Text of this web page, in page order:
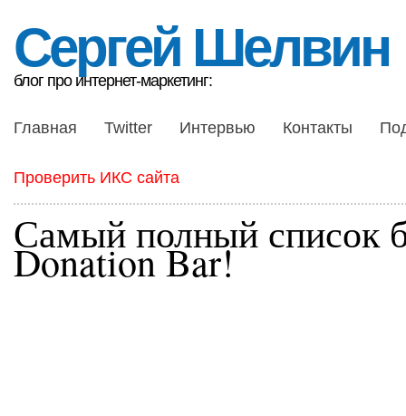
Сергей Шелвин
блог про интернет-маркетинг:
Главная Twitter Интервью Контакты
Проверить ИКС сайта
Самый полный список
Donation Bar!